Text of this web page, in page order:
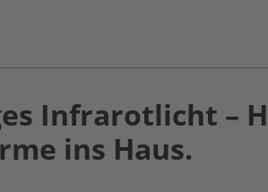
Infrarotlicht –
ins Haus.